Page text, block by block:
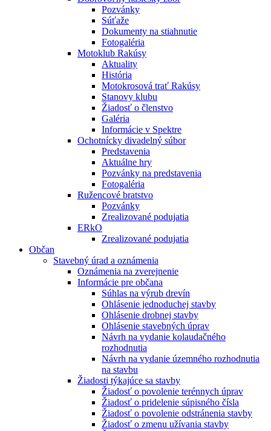
Pozvánky
Súťaže
Dokumenty na stiahnutie
Fotogaléria
Motoklub Rakúsy
Aktuality
História
Motokrosová trať Rakúsy
Stanovy klubu
Žiadosť o členstvo
Galéria
Informácie v Spektre
Ochotnícky divadelný súbor
Predstavenia
Aktuálne hry
Pozvánky na predstavenia
Fotogaléria
Ružencové bratstvo
Pozvánky
Zrealizované podujatia
ERkO
Zrealizované podujatia
Občan
Stavebný úrad a oznámenia
Oznámenia na zverejnenie
Informácie pre občana
Súhlas na výrub drevín
Ohlásenie jednoduchej stavby
Ohlásenie drobnej stavby
Ohlásenie stavebných úprav
Návrh na vydanie kolaudačného
rozhodnutia
Návrh na vydanie územného rozhodnutia
na stavbu
Žiadosti týkajúce sa stavby
Žiadosť o povolenie terénnych úprav
Žiadosť o pridelenie súpisného čísla
Žiadosť o povolenie odstránenia stavby
Žiadosť o zmenu užívania stavby